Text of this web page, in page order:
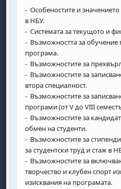
- Особеностите и
в НБУ.
- Системата за текущото и
- Възможността за обучение
програма.
- Възможностите за
- Възможностите за
втора специалност.
- Възможностите за
програми (от V до VIII
- Възможностите за
обмен на студенти.
- Възможностите за
за студентски труд и стаж в
- Възможностите за
творчество и клубен спорт
изисквания на програмата.